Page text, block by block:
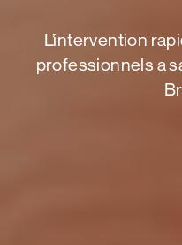
L’intervention
professionnels a